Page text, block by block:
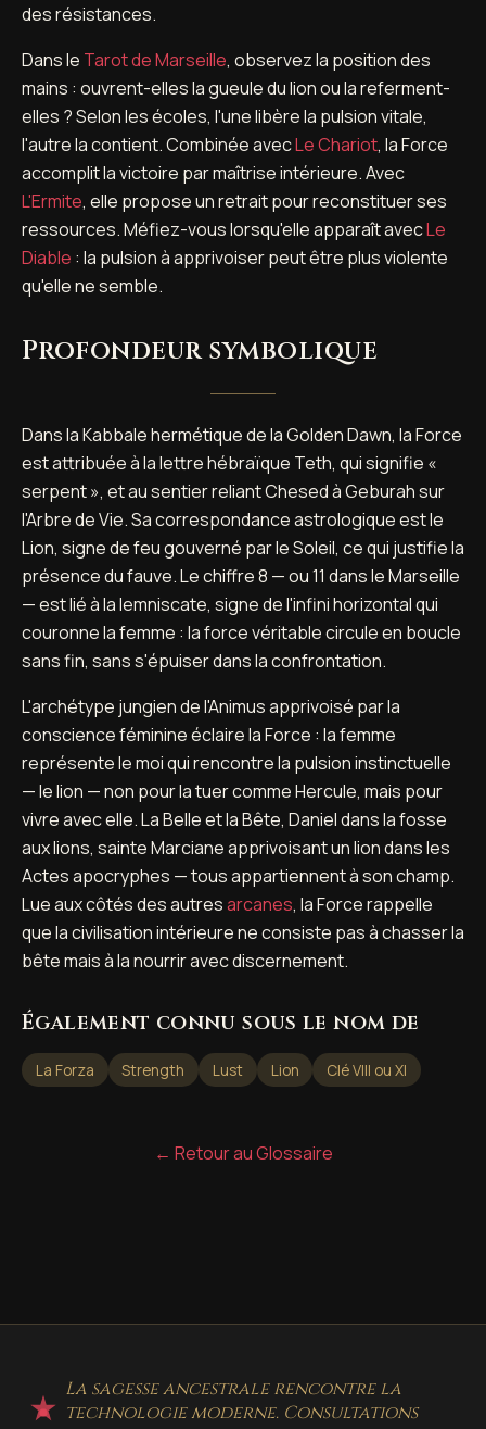
des résistances.
Dans le Tarot de Marseille, observez la position des
mains : ouvrent-elles la gueule du lion ou la referment-
elles ? Selon les écoles, l'une libère la pulsion vitale,
l'autre la contient. Combinée avecLe Chariot, la Force
accomplit la victoire par maîtrise intérieure. Avec
L'Ermite, elle propose un retrait pour reconstituer ses
ressources. Méfiez-vous lorsqu'elle apparaît avecLe
Diable : la pulsion à apprivoiser peut être plus violente
qu'elle ne semble.
Profondeur symbolique
Dans la Kabbale hermétique de la Golden Dawn, la Force
est attribuée à la lettre hébraïque Teth, qui signifie «
serpent », et au sentier reliant Chesed à Geburah sur
l'Arbre de Vie. Sa correspondance astrologique est le
Lion, signe de feu gouverné par le Soleil, ce qui justifie la
présence du fauve. Le chiffre 8 — ou 11 dans le Marseille
— est lié à la lemniscate, signe de l'infini horizontal qui
couronne la femme : la force véritable circule en boucle
sans fin, sans s'épuiser dans la confrontation.
L'archétype jungien de l'Animus apprivoisé par la
conscience féminine éclaire la Force : la femme
représente le moi qui rencontre la pulsion instinctuelle
— le lion — non pour la tuer comme Hercule, mais pour
vivre avec elle. La Belle et la Bête, Daniel dans la fosse
aux lions, sainte Marciane apprivoisant un lion dans les
Actes apocryphes — tous appartiennent à son champ.
Lue aux côtés des autresarcanes, la Force rappelle
que la civilisation intérieure ne consiste pas à chasser la
bête mais à la nourrir avec discernement.
Également connu sous le nom de
La Forza Strength Lust Lion Clé VIII ou XI
← Retour au Glossaire
La sagesse ancestrale rencontre la
technologie moderne. Consultations